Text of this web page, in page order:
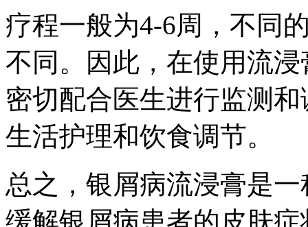
疗程一般为4-6周，不同
不同。因此，在使用流
密切配合医生进行监测
生活护理和饮食调节。
总之，银屑病流浸膏是